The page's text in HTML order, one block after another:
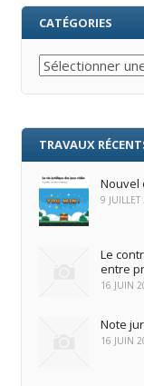
CATÉGORIES
Catégories
TRAVAUX
Nouvel
9
Le
entre
16 JUIN
Note
16 JUIN